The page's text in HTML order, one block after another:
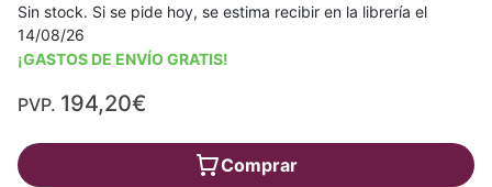
Sin stock. Si se pide hoy, se estima recibir en la librería el
14/08/26
¡GASTOS DE ENVÍO GRATIS!
PVP. 194,20€
Comprar